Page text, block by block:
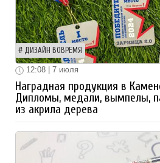
ДИЗАЙН ВОВРЕМЯ
12:08 | 7 июля
Наградная продукция в
Дипломы, медали, вымпелы,
из акрила дерева